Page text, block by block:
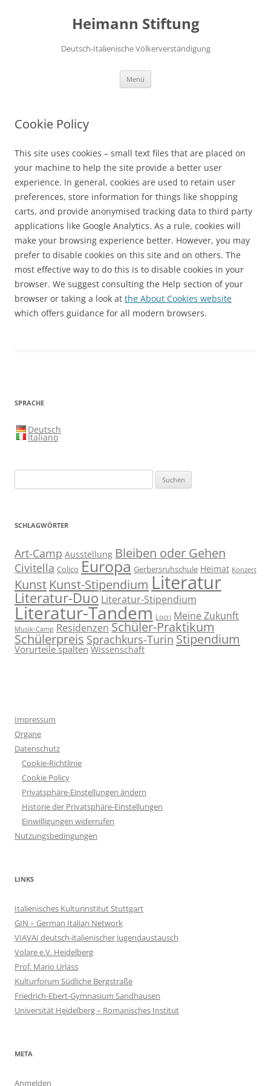
Heimann Stiftung
Deutsch-Italienische Völkerverständigung
Menü
Cookie Policy
This site uses cookies – small text files that are placed on
your machine to help the site provide a better user
experience. In general, cookies are used to retain user
preferences, store information for things like shopping
carts, and provide anonymised tracking data to third party
applications like Google Analytics. As a rule, cookies will
make your browsing experience better. However, you may
prefer to disable cookies on this site and on others. The
most effective way to do this is to disable cookies in your
browser. We suggest consulting the Help section of your
browser or taking a look at the About Cookies website
which offers guidance for all modern browsers.
SPRACHE
Deutsch
Italiano
nach:
SCHLAGWÖRTER
Art-Camp Ausstellung Bleiben oder Gehen
Civitella Colico Europa Gerbersruhschule Heimat Konzert
Kunst Kunst-Stipendium Literatur
Literatur-Duo Literatur-Stipendium
Literatur-Tandem Locri Meine Zukunft
Musik-Camp Residenzen Schüler-Praktikum
Schülerpreis Sprachkurs-Turin Stipendium
Vorurteile spalten Wissenschaft
Impressum
Organe
Datenschutz
Cookie-Richtlinie
Cookie Policy
Privatsphäre-Einstellungen ändern
Historie der Privatsphäre-Einstellungen
Einwilligungen widerrufen
Nutzungsbedingungen
LINKS
Italienisches Kulturinstitut Stuttgart
GIN – German Italian Network
VIAVAI deutsch-italienischer Jugendaustausch
Volare e.V. Heidelberg
Prof. Mario Urlass
Kulturforum Südliche Bergstraße
Friedrich-Ebert-Gymnasium Sandhausen
Universität Heidelberg – Romanisches Institut
META
Anmelden